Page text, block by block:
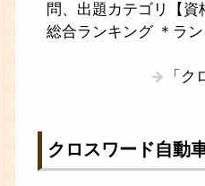
問、出題カテゴリ【
総合ランキング ＊ラ
「
クロスワード自動